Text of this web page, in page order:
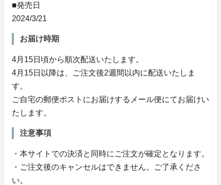
■発売日
2024/3/21
お届け時期
4月15日頃から順次配送いたします。
4月15日以降は、ご注文後2週間以内に配送いたしま
す。
ご自宅の郵便ポストにお届けするメール便にてお届けい
たします。
注意事項
・本サイトでの決済と同時にご注文が確定となります。
・ご注文後のキャンセルはできません。ご了承くださ
い。